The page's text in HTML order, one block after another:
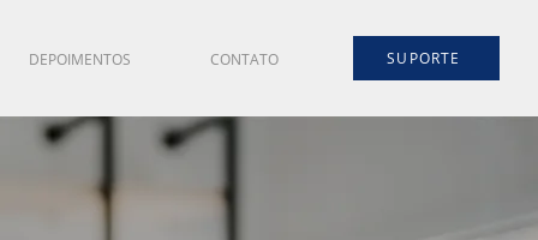
DEPOIMENTOS CONTATO SUPORTE